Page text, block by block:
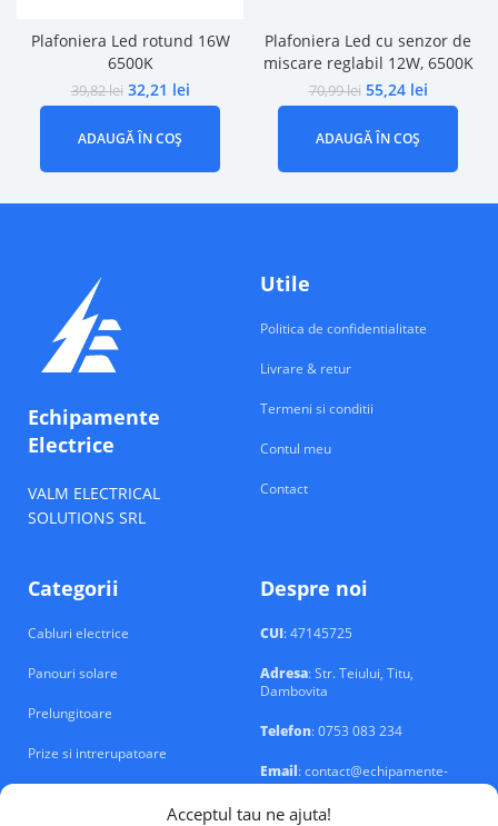
Acceptul tau ne ajuta!
Plafoniera Led rotund 16W
6500K
39,82lei 32,21 lei
ADAUGĂ ÎN COȘ
Plafoniera Led cu senzor de
miscare reglabil 12W, 6500K
70,99lei 55,24 lei
ADAUGĂ ÎN COȘ
Echipamente
Electrice
VALM ELECTRICAL
SOLUTIONS SRL
Utile
Politica de confidentialitate
Livrare & retur
Termeni si conditii
Contul meu
Contact
Categorii
Cabluri electrice
Panouri solare
Prelungitoare
Prize si intrerupatoare
Despre noi
CUI: 47145725
Adresa: Str. Teiului, Titu,
Dambovita
Telefon: 0753 083 234
Email: contact@echipamente-
electrice.ro